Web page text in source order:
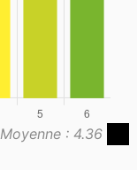
Moyenne : 4.36